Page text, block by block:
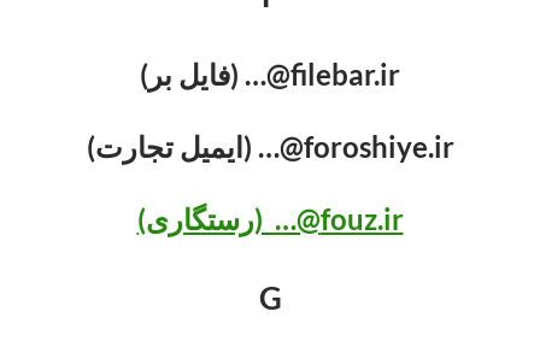
filebar.ir@… (فایل بر)
foroshiye.ir@… (ایمیل تجارت)
fouz.ir@… (رستگاری)
G